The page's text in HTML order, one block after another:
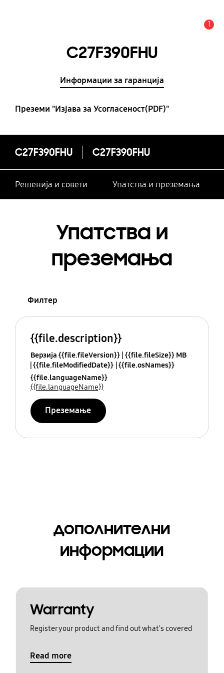
1
C27F390FHU
Информации за гаранција
Преземи "Изјава за Усогласеност(PDF)"
C27F390FHU C27F390FHU
Решенија и совети Упатства и преземања
Упатства и
преземања
Филтер
{{file.description}}
Верзија {{file.fileVersion}} {{file.fileSize}} MB
{{file.fileModifiedDate}} {{file.osNames}}
{{file.languageName}}
{{file.languageName}}
Преземање
дополнителни
информации
Warranty
Register your product and find out what's covered
Read more